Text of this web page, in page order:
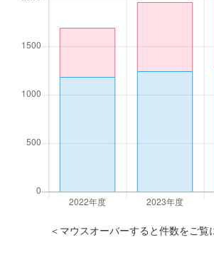
＜マウスオーバーすると件数をご覧